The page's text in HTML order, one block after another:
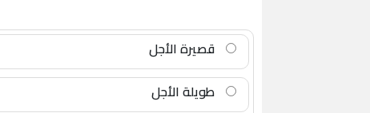
قصيرة الأجل
طويلة الأجل